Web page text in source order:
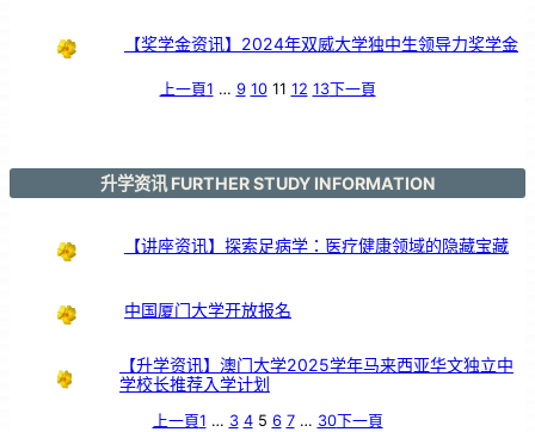
【奖学金资讯】2024年双威大学独中生领导力奖学金
上一頁1 … 9 10 11 12 13下一頁
升学资讯 FURTHER STUDY INFORMATION
【讲座资讯】探索足病学：医疗健康领域的隐藏宝藏
中国厦门大学开放报名
【升学资讯】澳门大学2025学年马来西亚华文独立中
学校长推荐入学计划
上一頁1 … 3 4 5 6 7 … 30下一頁